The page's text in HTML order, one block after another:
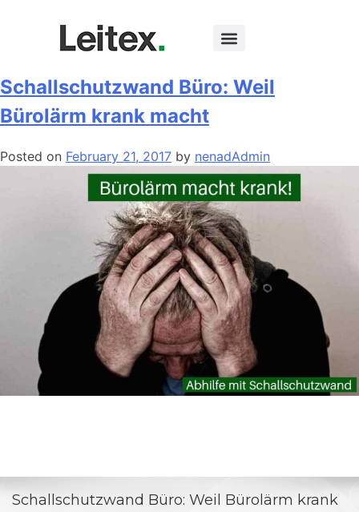
schallschutz
Schallschutzwand Büro: Weil
Bürolärm krank macht
Posted on February 21, 2017 by nenadAdmin
Schallschutzwand Büro: Weil Bürolärm krank